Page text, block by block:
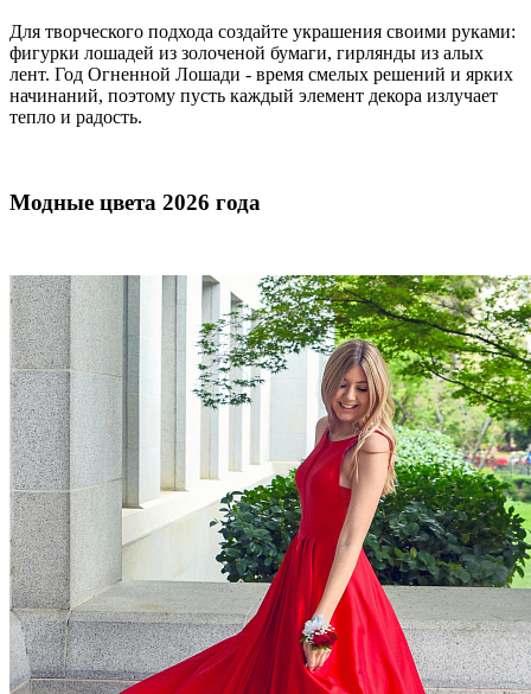
Для творческого подхода создайте украшения своими руками:
фигурки лошадей из золоченой бумаги, гирлянды из алых
лент. Год Огненной Лошади - время смелых решений и ярких
начинаний, поэтому пусть каждый элемент декора излучает
тепло и радость.
Модные цвета 2026 года